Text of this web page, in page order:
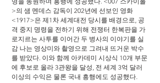
>의 샘 멘데스 감독이 202년에 선보인 영화
<1917>은 제1차 세계대전 당시를 배경으로, 공
격 중지 명령을 전하기 위해 전쟁터 한복판을 가
로지르는 사투를 이어간 두 병사의 이야기를 실
감 나는 영상미와 촬영으로 그려내 뜨거운 박수
를 받았다. 이와 함께 아카데미 시상식 10개 부문
에 후보로 올라 3관왕을 달성, 전 세계 3억 달러
이상의 수익은 물론 국내 흥행에도 성공했다.